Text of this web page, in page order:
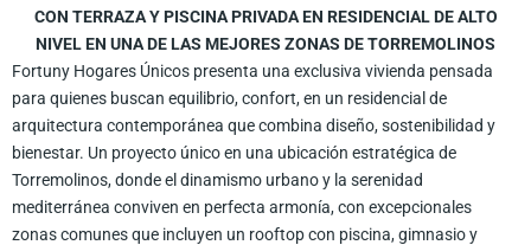
CON TERRAZA Y PISCINA PRIVADA EN RESIDENCIAL DE ALTO
NIVEL EN UNA DE LAS MEJORES ZONAS DE TORREMOLINOS
Fortuny Hogares Únicos presenta una exclusiva vivienda pensada
para quienes buscan equilibrio, confort, en un residencial de
arquitectura contemporánea que combina diseño, sostenibilidad y
bienestar. Un proyecto único en una ubicación estratégica de
Torremolinos, donde el dinamismo urbano y la serenidad
mediterránea conviven en perfecta armonía, con excepcionales
zonas comunes que incluyen un rooftop con piscina, gimnasio y